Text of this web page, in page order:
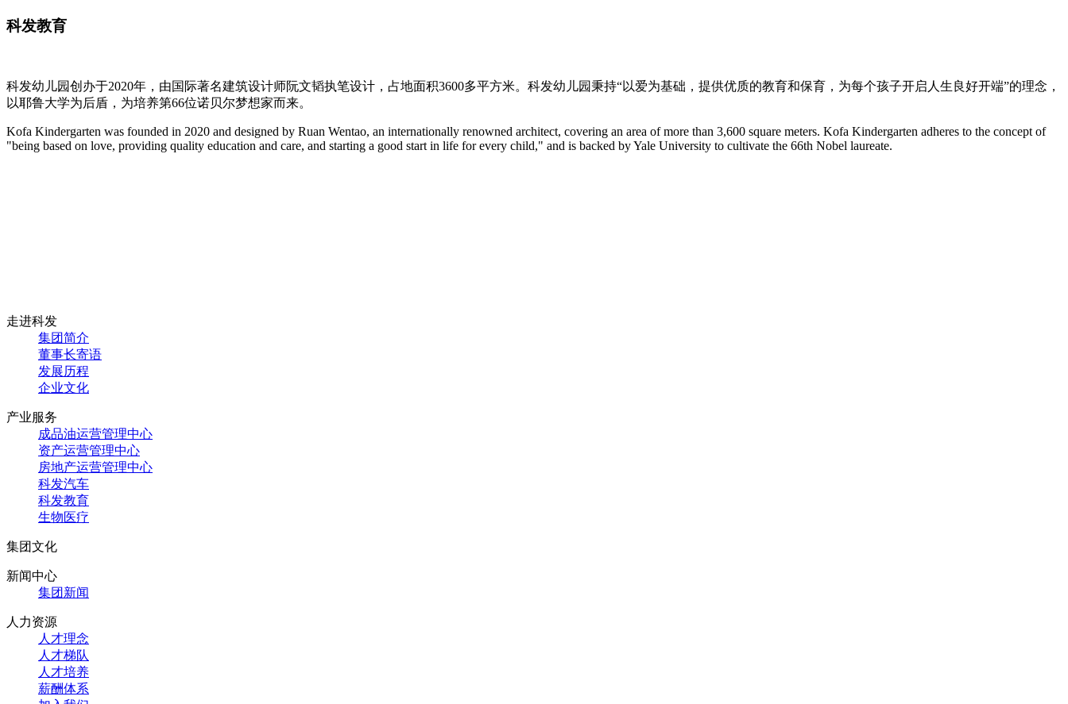
科发教育
科发幼儿园创办于2020年，由国际著名建筑设计师阮文韬执笔设计，占地面积3600多平方米。科发幼儿园秉持“以爱为基础，提供优质的教育和保育，为每个孩子开启人生良好开端”的理念，
以耶鲁大学为后盾，为培养第66位诺贝尔梦想家而来。
Kofa Kindergarten was founded in 2020 and designed by Ruan Wentao, an internationally renowned architect, covering an area of more than 3,600 square meters. Kofa Kindergarten adheres to the concept of
"being based on love, providing quality education and care, and starting a good start in life for every child," and is backed by Yale University to cultivate the 66th Nobel laureate.
走进科发
集团简介
董事长寄语
发展历程
企业文化
产业服务
成品油运营管理中心
资产运营管理中心
房地产运营管理中心
科发汽车
科发教育
生物医疗
集团文化
新闻中心
集团新闻
人力资源
人才理念
人才梯队
人才培养
薪酬体系